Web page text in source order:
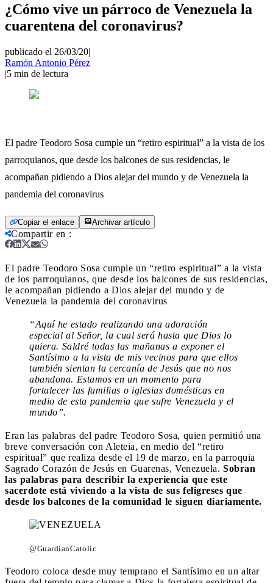
¿Cómo vive un párroco de Venezuela la
cuarentena del coronavirus?
publicado el 26/03/20|
Ramón Antonio Pérez
|5 min de lectura
El padre Teodoro Sosa cumple un “retiro espiritual” a la vista de los
parroquianos, que desde los balcones de sus residencias, le
acompañan pidiendo a Dios alejar del mundo y de Venezuela la
pandemia del coronavirus
Copiar el enlace Archivar artículo
Compartir en :
El padre Teodoro Sosa cumple un “retiro espiritual” a la vista
de los parroquianos, que desde los balcones de sus residencias,
le acompañan pidiendo a Dios alejar del mundo y de
Venezuela la pandemia del coronavirus
“Aquí he estado realizando una adoración
especial al Señor, la cual será hasta que Dios lo
quiera. Saldré todas las mañanas a exponer el
Santísimo a la vista de mis vecinos para que ellos
también sientan la cercanía de Jesús que no nos
abandona. Estamos en un momento para
fortalecer las familias o iglesias domésticas en
medio de esta pandemia que sufre Venezuela y el
mundo”.
Eran las palabras del padre Teodoro Sosa, quien permitió una
breve conversación con Aleteia, en medio del “retiro
espiritual” que realiza desde el 19 de marzo, en la parroquia
Sagrado Corazón de Jesús en Guarenas, Venezuela. Sobran
las palabras para describir la experiencia que este
sacerdote está viviendo a la vista de sus feligreses que
desde los balcones de la comunidad le siguen diariamente.
@GuardianCatolic
Teodoro coloca desde muy temprano el Santísimo en un altar